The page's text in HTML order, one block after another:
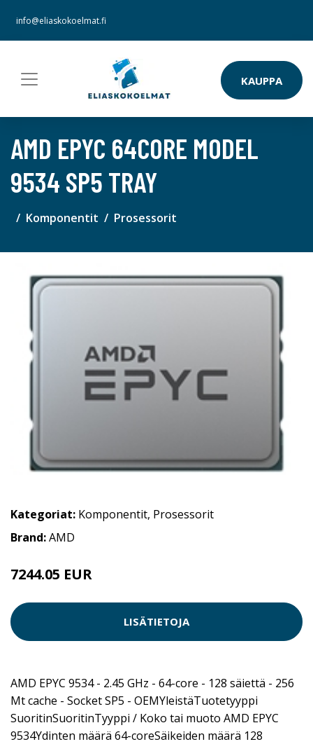
info@eliaskokoelmat.fi
KAUPPA
AMD EPYC 64CORE MODEL
9534 SP5 TRAY
Komponentit Prosessorit
Kategoriat: Komponentit, Prosessorit
Brand:AMD
7244.05 EUR
LISÄTIETOJA
AMD EPYC 9534 - 2.45 GHz - 64-core - 128 säiettä - 256
Mt cache - Socket SP5 - OEMYleistäTuotetyyppi
SuoritinSuoritinTyyppi / Koko tai muoto AMD EPYC
9534Ydinten määrä 64-coreSäikeiden määrä 128